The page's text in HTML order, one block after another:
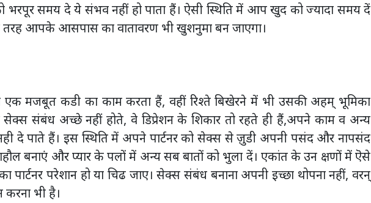
भरपूर समय दे ये संभव नहीं हो पाता हैं। ऐसी स्थिति में आप खुद को ज्यादा समय दें
आपके आसपास का वातावरण भी खुशनुमा बन जाएगा।
एक मजबूत कडी का काम करता हैं, वहीं रिश्ते बिखेरने में भी उसकी अहम् भूमिका
सेक्स संबंध अच्छे नहीं होते, वे डिप्रेशन के शिकार तो रहते ही हैं,अपने काम व अन्य
दे पाते हैं। इस स्थिति में अपने पार्टनर को सेक्स से जु़डी अपनी पसंद और नापसंद
बनाएं और प्यार के पलों में अन्य सब बातों को भुला दें। एकांत के उन क्षणों में ऎसे
परेशान हो या चिढ जाए। सेक्स संबंध बनाना अपनी इच्छा थोपना नहीं, वरन्
भी है।